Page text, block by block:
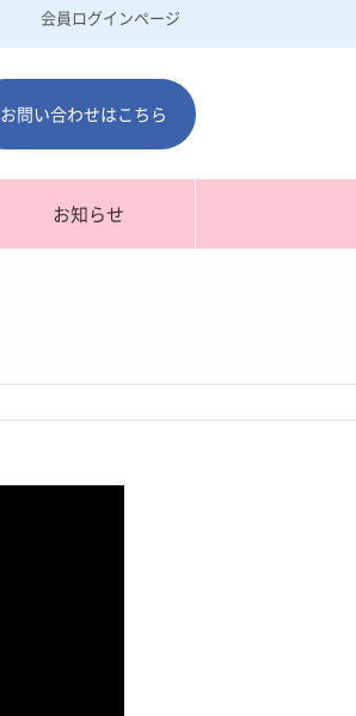
会員ログインページ
お問い合わせはこちら
お知らせ